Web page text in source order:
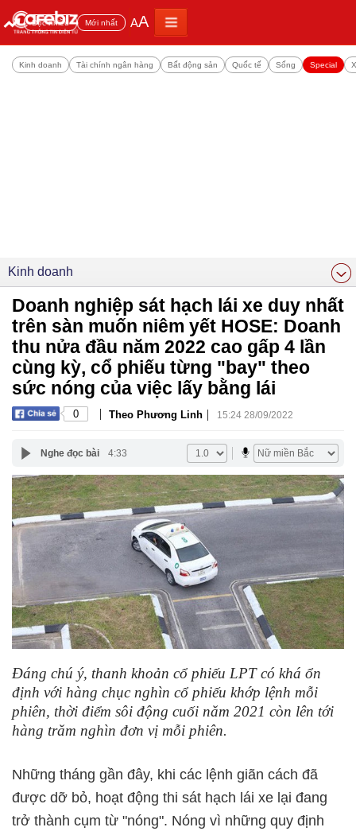
Đọc nhiều Mới nhất AA
Kinh doanh Tài chính ngân hàng Bất động sản Quốc tế Sống Special
Kinh doanh
Doanh nghiệp sát hạch lái xe duy nhất
trên sàn muốn niêm yết HOSE: Doanh
thu nửa đầu năm 2022 cao gấp 4 lần
cùng kỳ, cổ phiếu từng "bay" theo
sức nóng của việc lấy bằng lái
0 | Theo Phương Linh | 15:24 28/09/2022
Nghe đọc bài 4:33
Đáng chú ý, thanh khoản cổ phiếu LPT có khá ổn
định với hàng chục nghìn cổ phiếu khớp lệnh mỗi
phiên, thời điểm sôi động cuối năm 2021 còn lên tới
hàng trăm nghìn đơn vị mỗi phiên.
Những tháng gần đây, khi các lệnh giãn cách đã
được dỡ bỏ, hoạt động thi sát hạch lái xe lại đang
trở thành cụm từ "nóng". Nóng vì những quy định